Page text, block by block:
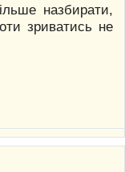
назбирати,
зриватись не